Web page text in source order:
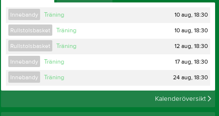
Innebandy Träning 10 aug, 18:30
Rullstolsbasket Träning 10 aug, 18:30
Rullstolsbasket Träning 12 aug, 18:30
Innebandy Träning 17 aug, 18:30
Innebandy Träning 24 aug, 18:30
Kalenderöversikt